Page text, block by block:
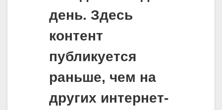
день. Здесь
контент
публикуется
раньше, чем на
других интернет-